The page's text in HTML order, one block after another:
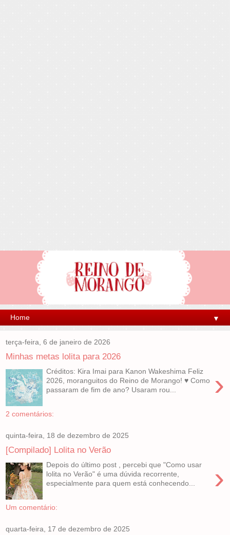
▼
terça-feira, 6 de janeiro de 2026
Minhas metas lolita para 2026
›
Créditos: Kira Imai para Kanon Wakeshima Feliz
2026, moranguitos do Reino de Morango! ♥ Como
passaram de fim de ano? Usaram rou...
2 comentários:
quinta-feira, 18 de dezembro de 2025
[Compilado] Lolita no Verão
›
Depois do último post , percebi que "Como usar
lolita no Verão" é uma dúvida recorrente,
especialmente para quem está conhecendo...
Um comentário:
quarta-feira, 17 de dezembro de 2025